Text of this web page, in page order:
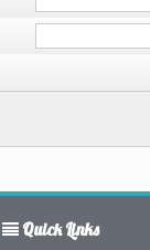
Quick Links